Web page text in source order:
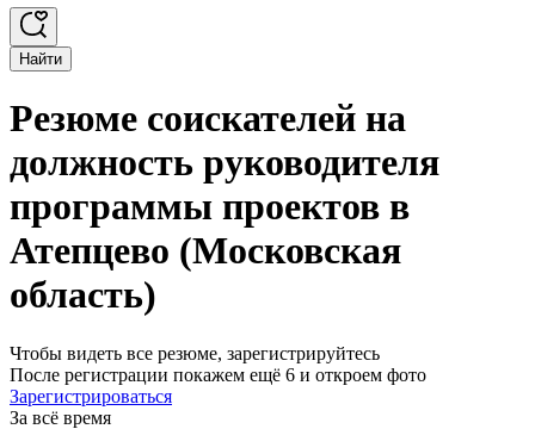
Найти
Резюме соискателей на
должность руководителя
программы проектов в
Атепцево (Московская
область)
Чтобы видеть все резюме, зарегистрируйтесь
После регистрации покажем ещё 6 и откроем фото
Зарегистрироваться
За всё время